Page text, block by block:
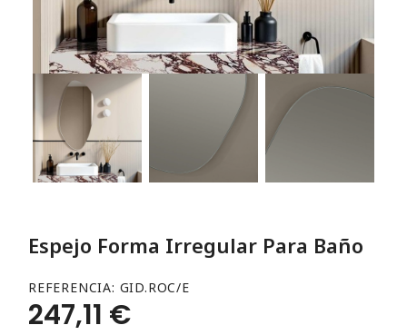
Espejo Forma Irregular Para Baño
REFERENCIA GID.ROC/E
247,11 €